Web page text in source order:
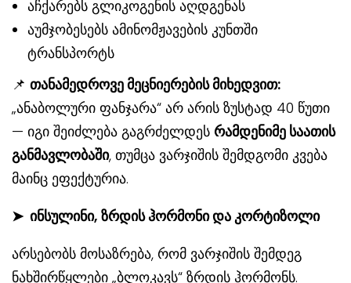
აჩქარებს გლიკოგენის აღდგენას
აუმჯობესებს ამინომჟავების კუნთში
ტრანსპორტს
📌 თანამედროვე მეცნიერების მიხედვით:
„ანაბოლური ფანჯარა“ არ არის ზუსტად 40 წუთი
— იგი შეიძლება გაგრძელდეს რამდენიმე საათის
განმავლობაში, თუმცა ვარჯიშის შემდგომი კვება
მაინც ეფექტურია.
➤ ინსულინი, ზრდის ჰორმონი და კორტიზოლი
არსებობს მოსაზრება, რომ ვარჯიშის შემდეგ
ნახშირწყლები „ბლოკავს“ ზრდის ჰორმონს.